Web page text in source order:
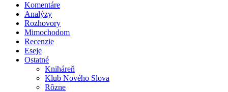
Komentáre
Analýzy
Rozhovory
Mimochodom
Recenzie
Eseje
Ostatné
Kniháreň
Klub Nového Slova
Rôzne